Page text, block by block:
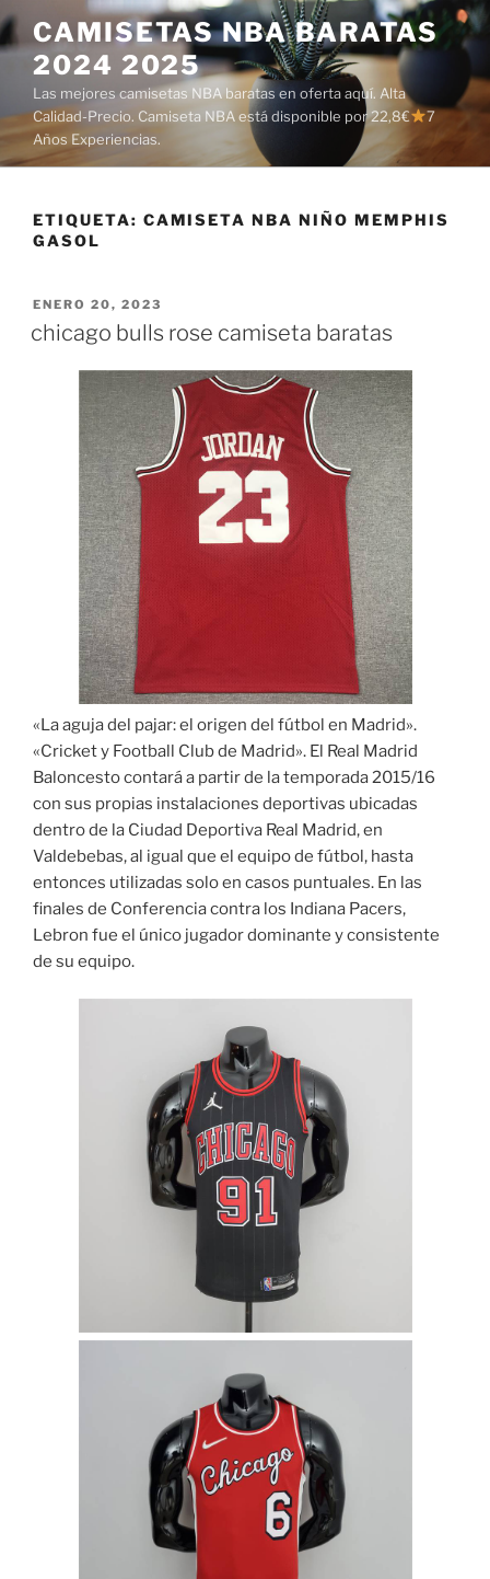
Saltar
al
contenido
CAMISETAS NBA BARATAS
2024 2025
Las mejores camisetas NBA baratas en oferta aquí. Alta
Calidad-Precio. Camiseta NBA está disponible por 22,8€
7
Años Experiencias.
ETIQUETA: CAMISETA NBA NIÑO MEMPHIS
GASOL
PUBLICADO
EL
ENERO 20, 2023
chicago bulls rose camiseta baratas
«La aguja del pajar: el origen del fútbol en Madrid».
«Cricket y Football Club de Madrid». El Real Madrid
Baloncesto contará a partir de la temporada 2015/16
con sus propias instalaciones deportivas ubicadas
dentro de la Ciudad Deportiva Real Madrid, en
Valdebebas, al igual que el equipo de fútbol, hasta
entonces utilizadas solo en casos puntuales. En las
finales de Conferencia contra los Indiana Pacers,
Lebron fue el único jugador dominante y consistente
de su equipo.